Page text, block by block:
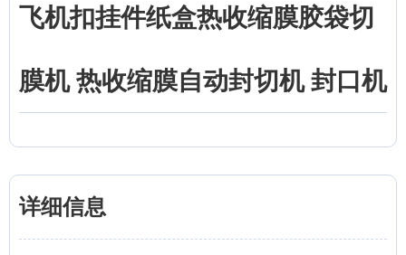
飞机扣挂件纸盒热收缩膜胶袋切
膜机 热收缩膜自动封切机 封口机
详细信息